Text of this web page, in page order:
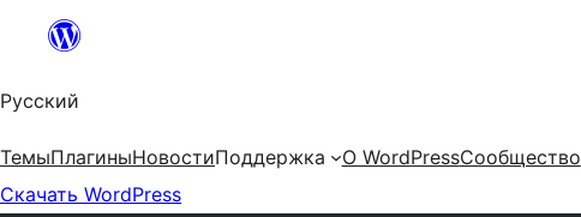
Перейти
содержимому
Русский
ТемыПлагиныНовостиПоддержка О WordPressСообщество
Скачать WordPress